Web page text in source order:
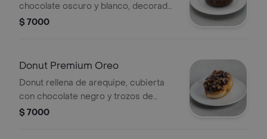
chocolate oscuro y blanco, decorada
con chispas de chocolate.
$ 7000
Donut Premium Oreo
Donut rellena de arequipe, cubierta
con chocolate negro y trozos de
galleta oreo
$ 7000